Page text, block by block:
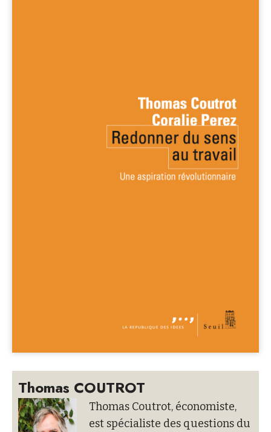
Thomas COUTROT
Thomas Coutrot, économiste,
est spécialiste des questions du